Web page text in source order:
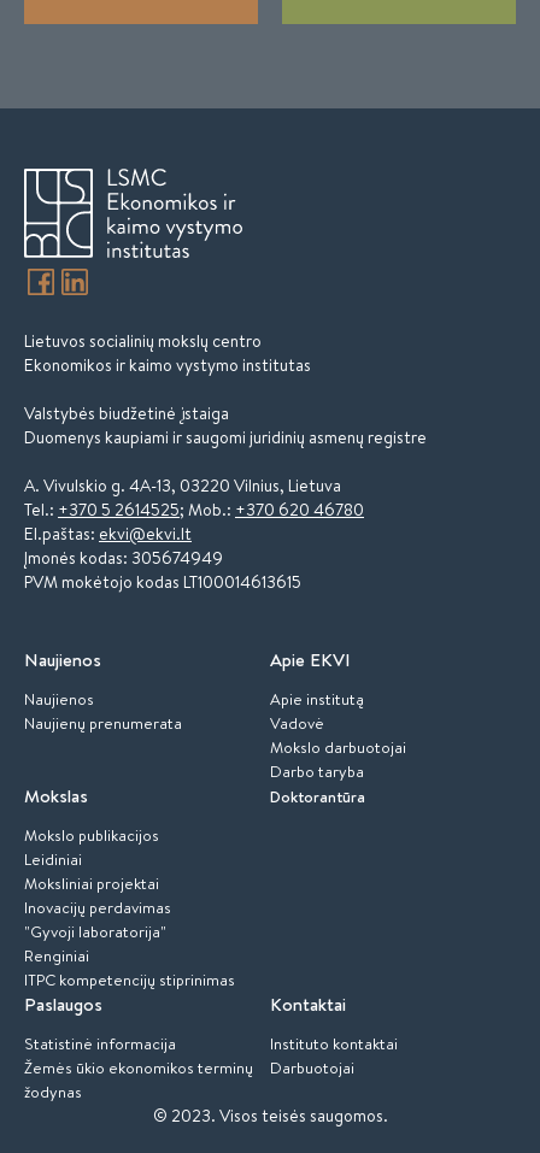
Lietuvos socialinių mokslų centro
Ekonomikos ir kaimo vystymo institutas
Valstybės biudžetinė įstaiga
Duomenys kaupiami ir saugomi juridinių asmenų registre
A. Vivulskio g. 4A-13, 03220 Vilnius, Lietuva
Tel.: +370 5 2614525; Mob.: +370 620 46780
El.paštas: ekvi@ekvi.lt
Įmonės kodas: 305674949
PVM mokėtojo kodas LT100014613615
Naujienos
Naujienos
Naujienų prenumerata
Apie EKVI
Apie institutą
Vadovė
Mokslo darbuotojai
Darbo taryba
Mokslas
Mokslo publikacijos
Leidiniai
Moksliniai projektai
Inovacijų perdavimas
"Gyvoji laboratorija"
Renginiai
ITPC kompetencijų stiprinimas
Doktorantūra
Paslaugos
Statistinė informacija
Žemės ūkio ekonomikos terminų
žodynas
Kontaktai
Instituto kontaktai
Darbuotojai
© 2023. Visos teisės saugomos.